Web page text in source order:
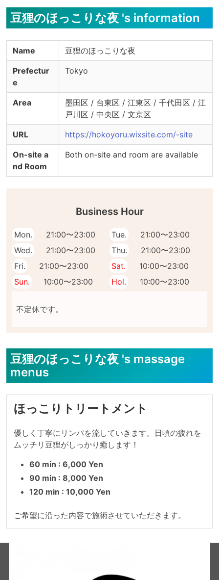
して奮闘中です。ゲイマッサージ初心者さんも、通い慣れ
てる方も、お疲れの時にはほっこり一息つきに来て下さ
い。本業があるので、土日祝以外は、基本夜だけ開く感じ
です。仕事帰りのリーマンさんから、お休みでリラックス
したい方まで、一度お試しいただければ幸いです。ご予約
豆狸のほっこりな夜 's information
Name 豆狸のほっこりな夜
Prefectur
e
Tokyo
Area
墨田区 / 台東区 / 江東区 / 千代田区 / 江
戸川区 / 中央区 / 文京区
URL https://hokoyoru.wixsite.com/-site
On-site a
nd Room
Both on-site and room are available
Business Hour
Mon. 21:00〜23:00 Tue.
21:00〜23:00
Wed.
21:00〜23:00 Thu.
21:00〜23:00
Fri.
21:00〜23:00 Sat.
10:00〜23:00
Sun.
10:00〜23:00 Hol. 10:00〜23:00
豆狸のほっこりな夜 's massage
menus
ほっこりトリートメント
優しく丁寧にリンパを流していきます。日頃の疲れを
ムッチリ豆狸がしっかり癒します！
60 min : 6,000 Yen
90 min : 8,000 Yen
120 min : 10,000 Yen
ご希望に沿った内容で施術させていただきます。